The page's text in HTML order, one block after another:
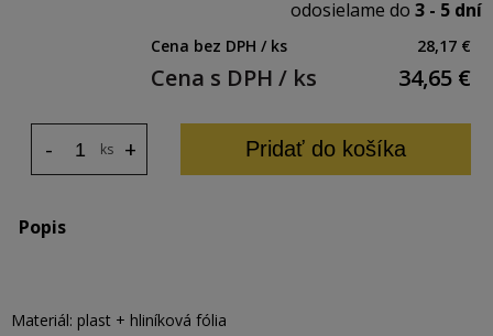
odosielame do 3 - 5 dní
Cena bez DPH / ks 28,17 €
Cena s DPH / ks 34,65 €
ks +
- Pridať do košíka
Popis
Materiál: plast + hliníková fólia